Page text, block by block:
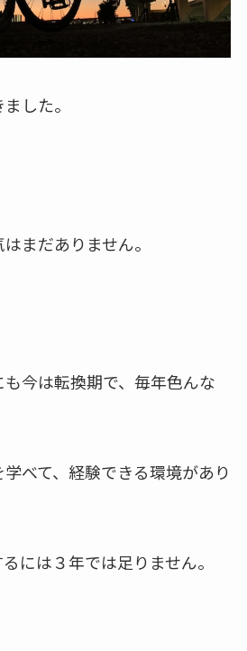
した。
まだありません。
今は転換期で、毎年色んな
べて、経験できる環境があり
には３年では足りません。